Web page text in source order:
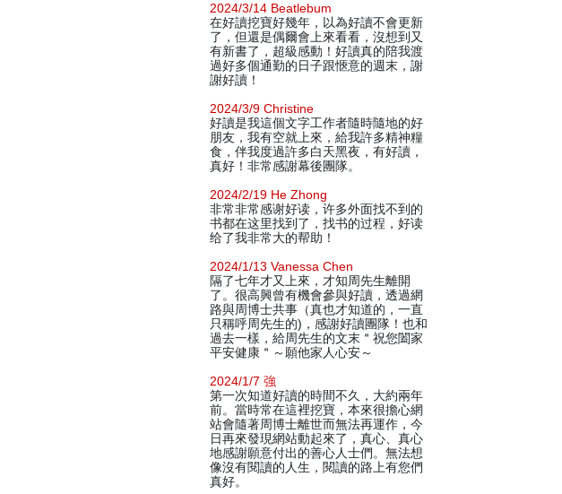
2024/3/14 Beatlebum
在好讀挖寶好幾年，以為好讀不會更新
了，但還是偶爾會上來看看，沒想到又
有新書了，超級感動！好讀真的陪我渡
過好多個通勤的日子跟愜意的週末，謝
謝好讀！
2024/3/9 Christine
好讀是我這個文字工作者隨時隨地的好
朋友，我有空就上來，給我許多精神糧
食，伴我度過許多白天黑夜，有好讀，
真好！非常感謝幕後團隊。
2024/2/19 He Zhong
非常非常感谢好读，许多外面找不到的
书都在这里找到了，找书的过程，好读
给了我非常大的帮助！
2024/1/13 Vanessa Chen
隔了七年才又上來，才知周先生離開
了。很高興曾有機會參與好讀，透過網
路與周博士共事（真也才知道的，一直
只稱呼周先生的)，感謝好讀團隊！也和
過去一樣，給周先生的文末＂祝您闔家
平安健康＂～願他家人心安～
2024/1/7 強
第一次知道好讀的時間不久，大約兩年
前。當時常在這裡挖寶，本來很擔心網
站會隨著周博士離世而無法再運作，今
日再來發現網站動起來了，真心、真心
地感謝願意付出的善心人士們。無法想
像沒有閱讀的人生，閱讀的路上有您們
真好。